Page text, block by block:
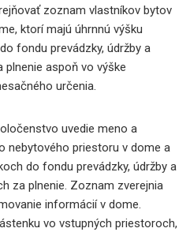
zoznam vlastníkov bytov
ktorí majú úhrnnú výšku
fondu prevádzky, údržby a
plnenie aspoň vo výške
určenia.
uvedie meno a
nebytového priestoru v dome a
do fondu prevádzky, údržby a
za plnenie. Zoznam zverejnia
informácií v dome.
vo vstupných priestoroch,